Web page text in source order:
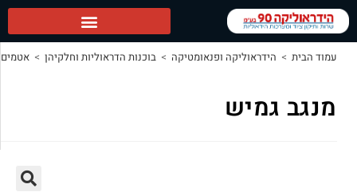
ופנאומטיקה > בוכנות הדראוליות וחלקיהן > אטמים הידראוליים > מנגב גמיש